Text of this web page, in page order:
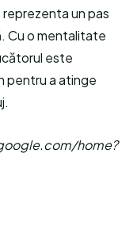
un pas
Cu o mentalitate
este
pentru a atinge
home?